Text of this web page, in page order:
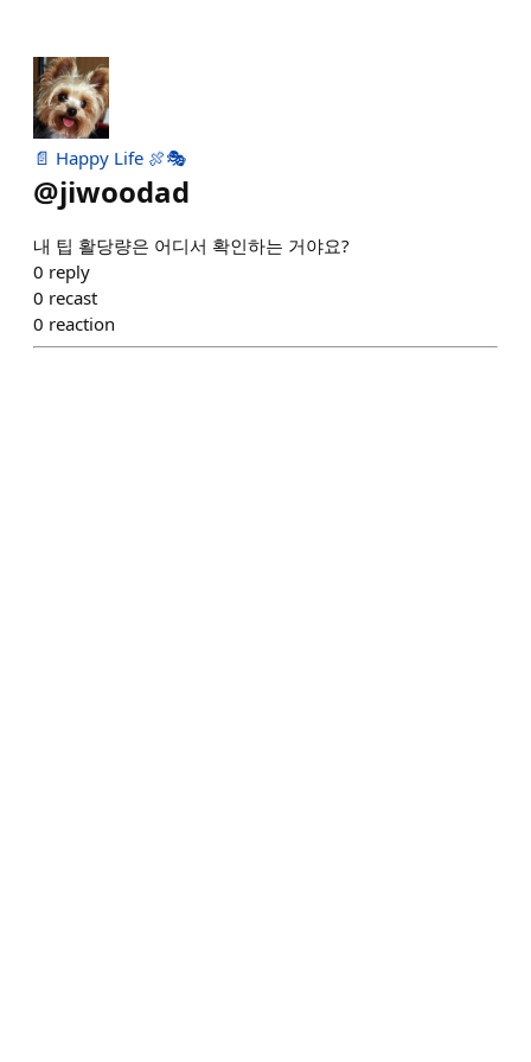
📄 Happy Life 🍖🎭
@jiwoodad
내 팁 활당량은 어디서 확인하는 거야요?
0 reply
0 recast
0 reaction